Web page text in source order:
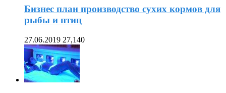
Бизнес план производство сухих кормов для
рыбы и птиц
27.06.2019 27,140